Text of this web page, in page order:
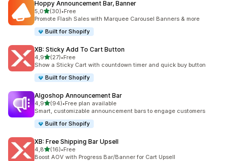
Hoppy Announcement Bar, Banner
5,0de 5 estrelas
(30)
30 total de avaliações
•Free
Promote Flash Sales with Marquee Carousel Banners & more
Built for Shopify
XB: Sticky Add To Cart Button
4,9de 5 estrelas
(27)
27 total de avaliações
•Free
Show a Sticky Cart with countdown timer and quick buy button
Built for Shopify
Algoshop Announcement Bar
4,9de 5 estrelas
(94)
94 total de avaliações
•Free plan available
Smart, customizable announcement bars to engage customers
Built for Shopify
XB: Free Shipping Bar Upsell
4,8de 5 estrelas
(16)
16 total de avaliações
•Free
Boost AOV with Progress Bar/Banner for Cart Upsell